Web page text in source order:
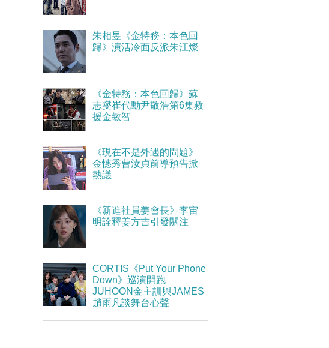
朱相昱《金特務：本色回
歸》演活冷面反派朱江燦
《金特務：本色回歸》蘇
志燮崔代勳尹敬浩第6集救
援金敏智
《現在不是外遇的問題》
金憓秀曹汝貞前導預告掀
熱議
《新進社員姜會長》李宙
明詮釋姜方吉引發關注
CORTIS《Put Your Phone
Down》巡演開跑
JUHOON金主訓與JAMES
趙雨凡談舞台心聲